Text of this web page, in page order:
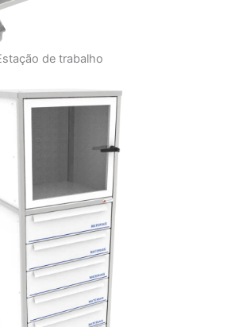
de trabalho